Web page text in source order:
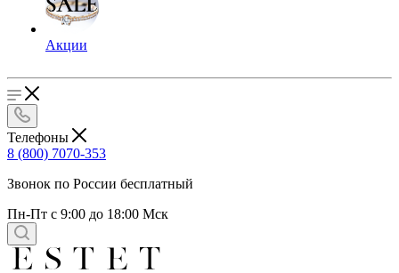
Акции
Телефоны
8 (800) 7070-353
Звонок по России бесплатный
Пн-Пт с 9:00 до 18:00 Мск